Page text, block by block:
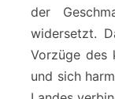
der
widersetzt.
Vorzüge des
und sich